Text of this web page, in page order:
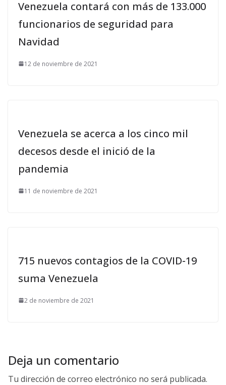
Venezuela contará con más de 133.000
funcionarios de seguridad para
Navidad
12 de noviembre de 2021
Venezuela se acerca a los cinco mil
decesos desde el inició de la
pandemia
11 de noviembre de 2021
715 nuevos contagios de la COVID-19
suma Venezuela
2 de noviembre de 2021
Deja un comentario
Tu dirección de correo electrónico no será publicada.